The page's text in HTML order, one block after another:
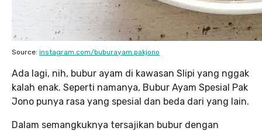
Source: instagram.com/buburayam.pakjono
Ada lagi, nih, bubur ayam di kawasan Slipi yang nggak
kalah enak. Seperti namanya, Bubur Ayam Spesial Pak
Jono punya rasa yang spesial dan beda dari yang lain.
Dalam semangkuknya tersajikan bubur dengan